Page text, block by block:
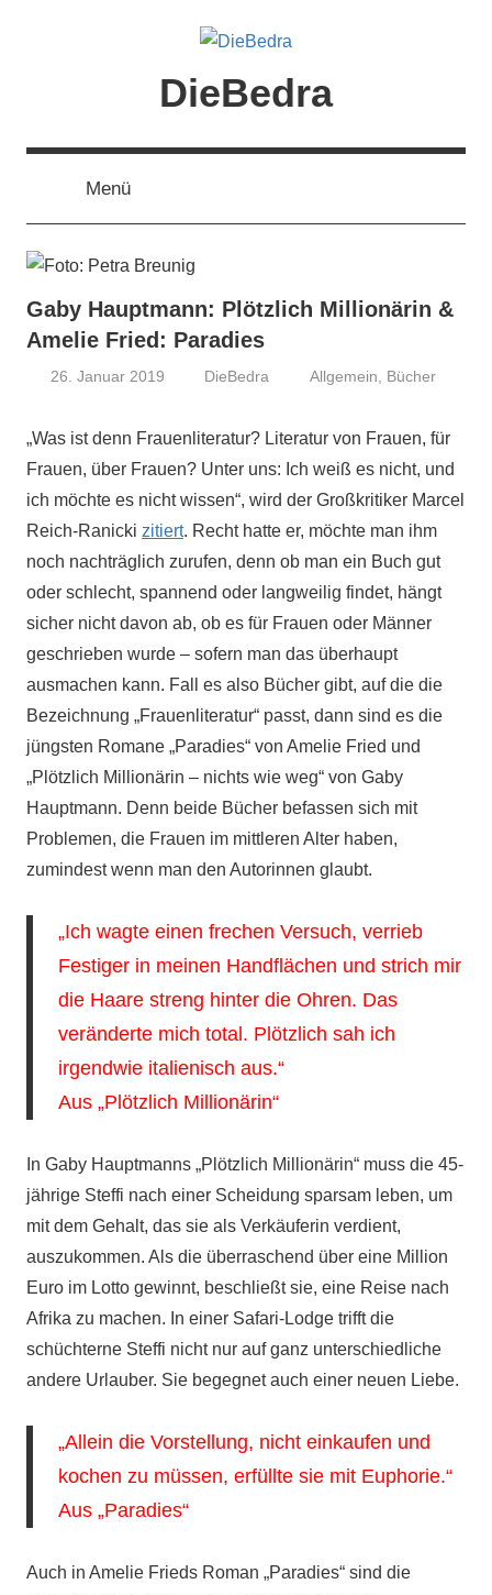
DieBedra
Menü
Gaby Hauptmann: Plötzlich Millionärin &
Amelie Fried: Paradies
26. Januar 2019 DieBedra Allgemein Bücher
„Was ist denn Frauenliteratur? Literatur von Frauen, für
Frauen, über Frauen? Unter uns: Ich weiß es nicht, und
ich möchte es nicht wissen“, wird der Großkritiker Marcel
Reich-Ranicki zitiert. Recht hatte er, möchte man ihm
noch nachträglich zurufen, denn ob man ein Buch gut
oder schlecht, spannend oder langweilig findet, hängt
sicher nicht davon ab, ob es für Frauen oder Männer
geschrieben wurde – sofern man das überhaupt
ausmachen kann. Fall es also Bücher gibt, auf die die
Bezeichnung „Frauenliteratur“ passt, dann sind es die
jüngsten Romane „Paradies“ von Amelie Fried und
„Plötzlich Millionärin – nichts wie weg“ von Gaby
Hauptmann. Denn beide Bücher befassen sich mit
Problemen, die Frauen im mittleren Alter haben,
zumindest wenn man den Autorinnen glaubt.
„Ich wagte einen frechen Versuch, verrieb
Festiger in meinen Handflächen und strich mir
die Haare streng hinter die Ohren. Das
veränderte mich total. Plötzlich sah ich
irgendwie italienisch aus.“
Aus „Plötzlich Millionärin“
In Gaby Hauptmanns „Plötzlich Millionärin“ muss die 45-
jährige Steffi nach einer Scheidung sparsam leben, um
mit dem Gehalt, das sie als Verkäuferin verdient,
auszukommen. Als die überraschend über eine Million
Euro im Lotto gewinnt, beschließt sie, eine Reise nach
Afrika zu machen. In einer Safari-Lodge trifft die
schüchterne Steffi nicht nur auf ganz unterschiedliche
andere Urlauber. Sie begegnet auch einer neuen Liebe.
„Allein die Vorstellung, nicht einkaufen und
kochen zu müssen, erfüllte sie mit Euphorie.“
Aus „Paradies“
Auch in Amelie Frieds Roman „Paradies“ sind die